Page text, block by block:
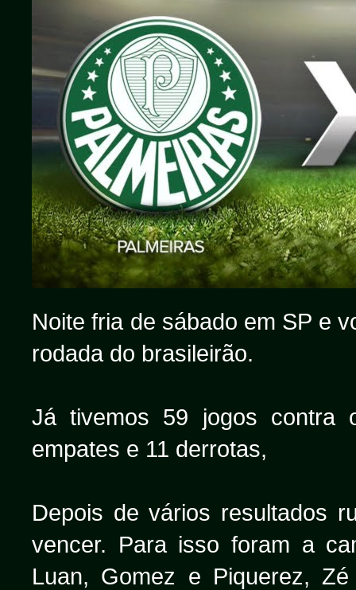
Noite fria de sábado em SP e
rodada do brasileirão.
Já tivemos 59 jogos contra
empates e 11 derrotas,
Depois de vários resultados
vencer. Para isso foram a
Luan, Gomez e Piquerez,